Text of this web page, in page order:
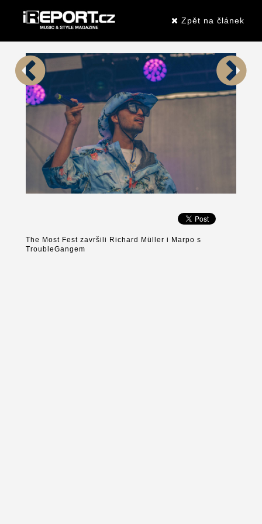
Zpět na článek
The Most Fest završili Richard Müller i Marpo s
TroubleGangem